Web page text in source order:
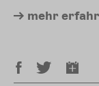
mehr